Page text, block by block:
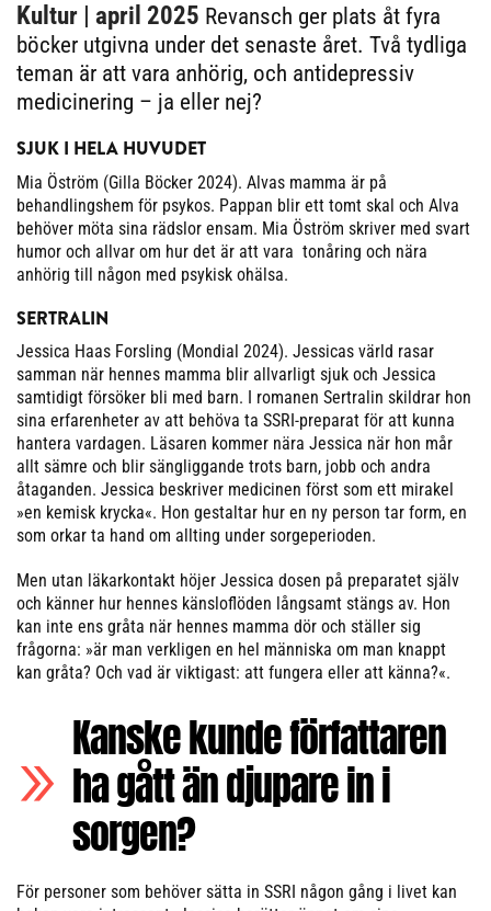
Kultur | april 2025 Revansch ger plats åt fyra
böcker utgivna under det senaste året. Två tydliga
teman är att vara anhörig, och antidepressiv
medicinering – ja eller nej?
SJUK I HELA HUVUDET
Mia Öström (Gilla Böcker 2024). Alvas mamma är på
behandlingshem för psykos. Pappan blir ett tomt skal och Alva
behöver möta sina rädslor ensam. Mia Öström skriver med svart
humor och allvar om hur det är att vara tonåring och nära
anhörig till någon med psykisk ohälsa.
SERTRALIN
Jessica Haas Forsling (Mondial 2024). Jessicas värld rasar
samman när hennes mamma blir allvarligt sjuk och Jessica
samtidigt försöker bli med barn. I romanen Sertralin skildrar hon
sina erfarenheter av att behöva ta SSRI-preparat för att kunna
hantera vardagen. Läsaren kommer nära Jessica när hon mår
allt sämre och blir sängliggande trots barn, jobb och andra
åtaganden. Jessica beskriver medicinen först som ett mirakel
»en kemisk krycka«. Hon gestaltar hur en ny person tar form, en
som orkar ta hand om allting under sorgeperioden.
Men utan läkarkontakt höjer Jessica dosen på preparatet själv
och känner hur hennes känsloflöden långsamt stängs av. Hon
kan inte ens gråta när hennes mamma dör och ställer sig
frågorna: »är man verkligen en hel människa om man knappt
kan gråta? Och vad är viktigast: att fungera eller att känna?«.
Kanske kunde författaren
ha gått än djupare in i
sorgen?
För personer som behöver sätta in SSRI någon gång i livet kan